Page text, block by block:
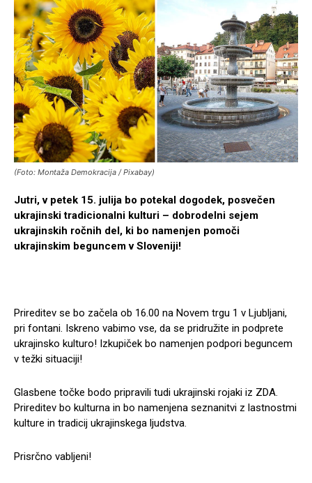
(Foto: Montaža Demokracija / Pixabay)
Jutri, v petek 15. julija bo potekal dogodek, posvečen
ukrajinski tradicionalni kulturi – dobrodelni sejem
ukrajinskih ročnih del, ki bo namenjen pomoči
ukrajinskim beguncem v Sloveniji!
Prireditev se bo začela ob 16.00 na Novem trgu 1 v Ljubljani,
pri fontani. Iskreno vabimo vse, da se pridružite in podprete
ukrajinsko kulturo! Izkupiček bo namenjen podpori beguncem
v težki situaciji!
Glasbene točke bodo pripravili tudi ukrajinski rojaki iz ZDA.
Prireditev bo kulturna in bo namenjena seznanitvi z lastnostmi
kulture in tradicij ukrajinskega ljudstva.
Prisrčno vabljeni!